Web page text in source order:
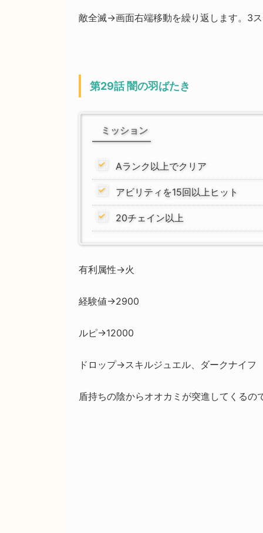
敵全滅→画面右端移動を繰り返します。3ス
第29話 闇の羽ばたき
ミッション
Aランク以上でクリア
アビリティを15回以上ヒット
20チェイン以上
有利属性→火
経験値→2900
ルピ→12000
ドロップ→スキルジュエル、ダークナイフ
盾持ちの陰からオオカミが突進してくるの